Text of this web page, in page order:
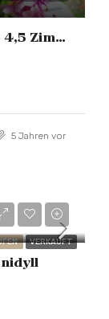
Schön, schöner, Rosengarten – 4,5 Zimmer Wohnung
5 Jahren vor
VERKAUFT